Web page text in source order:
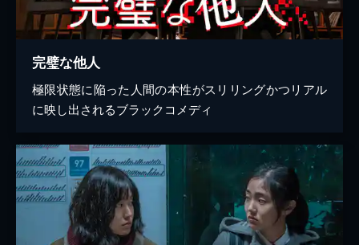
完璧な他人
極限状態に陥った人間の本性がスリリングかつリアル
に映し出されるブラックコメディ